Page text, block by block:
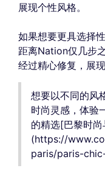
展现个性风格。
如果想要更具选择
距离Nation仅几步
经过精心修复，展
想要以不同的风
时尚灵感，体验
的精选[巴黎时尚
(https://
paris/paris-chic-